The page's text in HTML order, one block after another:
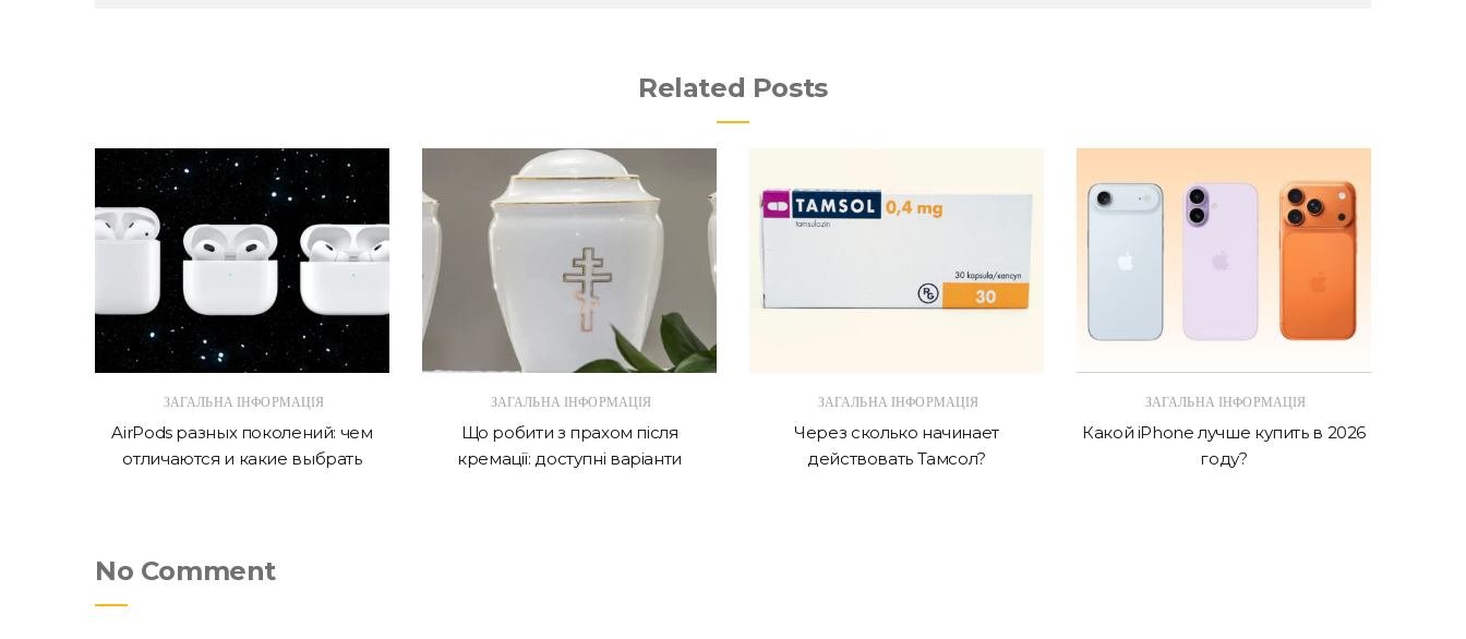
Related Posts
ЗАГАЛЬНА ІНФОРМАЦІЯ
AirPods разных поколений: чем
отличаются и какие выбрать
ЗАГАЛЬНА ІНФОРМАЦІЯ
Що робити з прахом після
кремації: доступні варіанти
ЗАГАЛЬНА ІНФОРМАЦІЯ
Через сколько начинает
действовать Тамсол?
ЗАГАЛЬНА ІНФОРМАЦІЯ
Какой iPhone лучше купить в 2026
году?
No Comment